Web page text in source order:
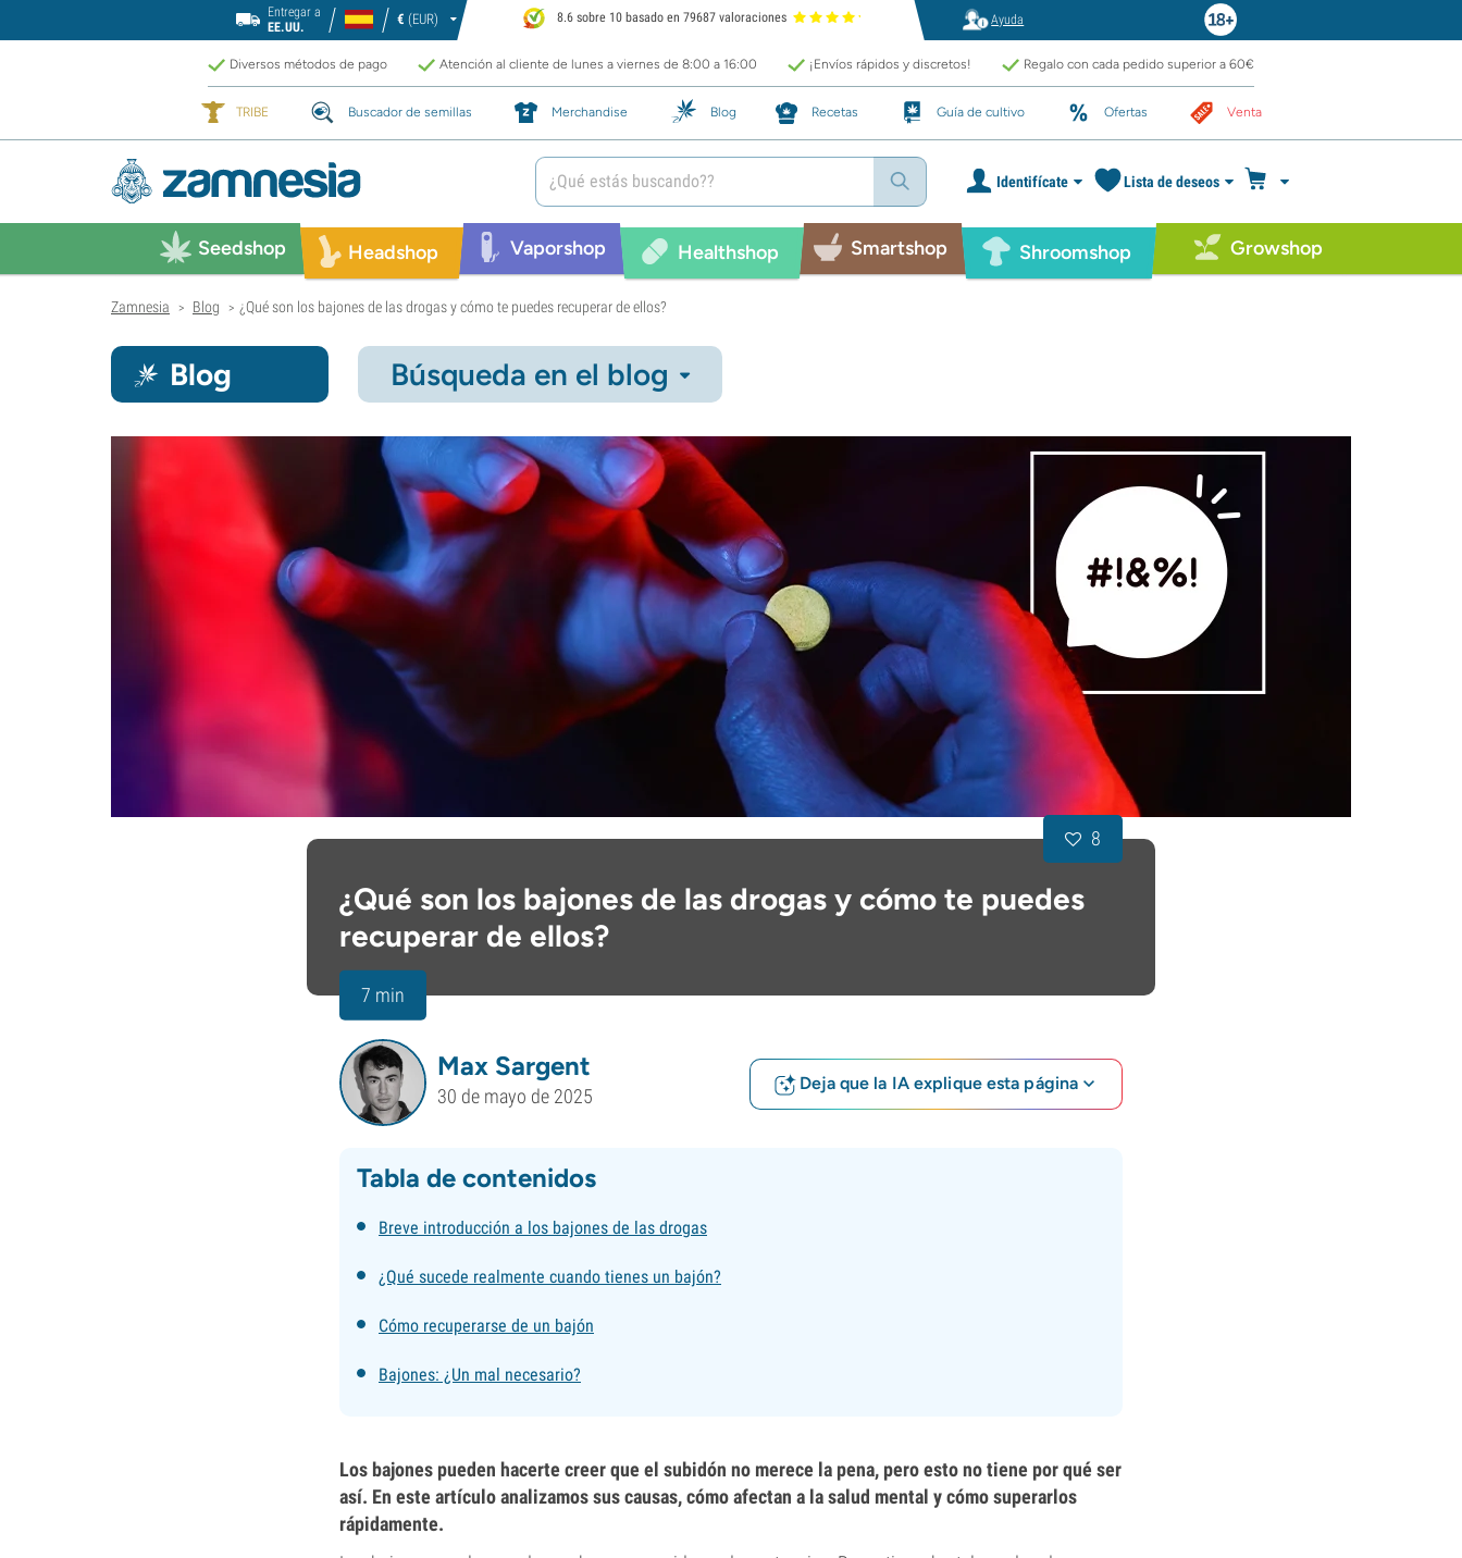
Entregar a
EE.UU.
€ (EUR) 8.6 sobre 10 basado en 79687 valoraciones Ayuda
Diversos métodos de pago Atención al cliente de lunes a viernes de 8:00 a 16:00 ¡Envíos rápidos y discretos! Regalo con cada pedido superior a 60€
TRIBE Buscador de semillas Merchandise Blog Recetas Guía de cultivo Ofertas Venta
Identifícate Lista de deseos
Seedshop Headshop Vaporshop Healthshop Smartshop Shroomshop Growshop
Zamnesia > Blog > ¿Qué son los bajones de las drogas y cómo te puedes recuperar de ellos?
Blog Búsqueda en el blog
¿Qué son los bajones de las drogas y cómo te puedes
recuperar de ellos?
7 min
8
Max Sargent
30 de mayo de 2025
Deja que la IA explique esta página
Tabla de contenidos
Breve introducción a los bajones de las drogas
¿Qué sucede realmente cuando tienes un bajón?
Cómo recuperarse de un bajón
Bajones: ¿Un mal necesario?
Los bajones pueden hacerte creer que el subidón no merece la pena, pero esto no tiene por qué ser
así. En este artículo analizamos sus causas, cómo afectan a la salud mental y cómo superarlos
rápidamente.